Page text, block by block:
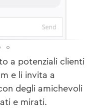
a potenziali clienti
e li invita a
degli amichevoli
e mirati.